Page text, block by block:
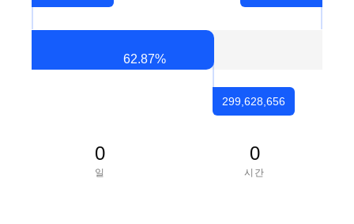
62.87%
299,628,656
0
일
0
시간